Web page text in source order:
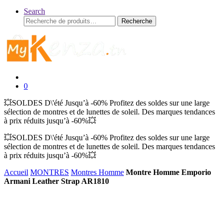
Search
Recherche
pour :
Recherche
0
💥SOLDES D\'été Jusqu’à -60% Profitez des soldes sur une large
sélection de montres et de lunettes de soleil. Des marques tendances
à prix réduits jusqu’à -60%💥
💥SOLDES D\'été Jusqu’à -60% Profitez des soldes sur une large
sélection de montres et de lunettes de soleil. Des marques tendances
à prix réduits jusqu’à -60%💥
Accueil MONTRES Montres Homme Montre Homme Emporio
Armani Leather Strap AR1810